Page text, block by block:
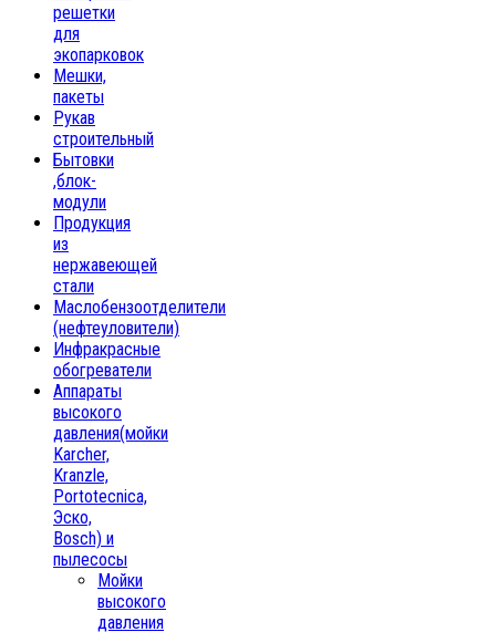
решетки
для
экопарковок
Мешки,
пакеты
Рукав
строительный
Бытовки
,блок-
модули
Продукция
из
нержавеющей
стали
Маслобензоотделители
(нефтеуловители)
Инфракрасные
обогреватели
Аппараты
высокого
давления(мойки
Karcher,
Kranzle,
Portotecnica,
Эско,
Bosch) и
пылесосы
Мойки
высокого
давления